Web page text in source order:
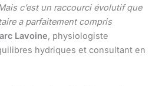
c’est un raccourci évolutif que
a parfaitement compris
Lavoine, physiologiste
hydriques et consultant en